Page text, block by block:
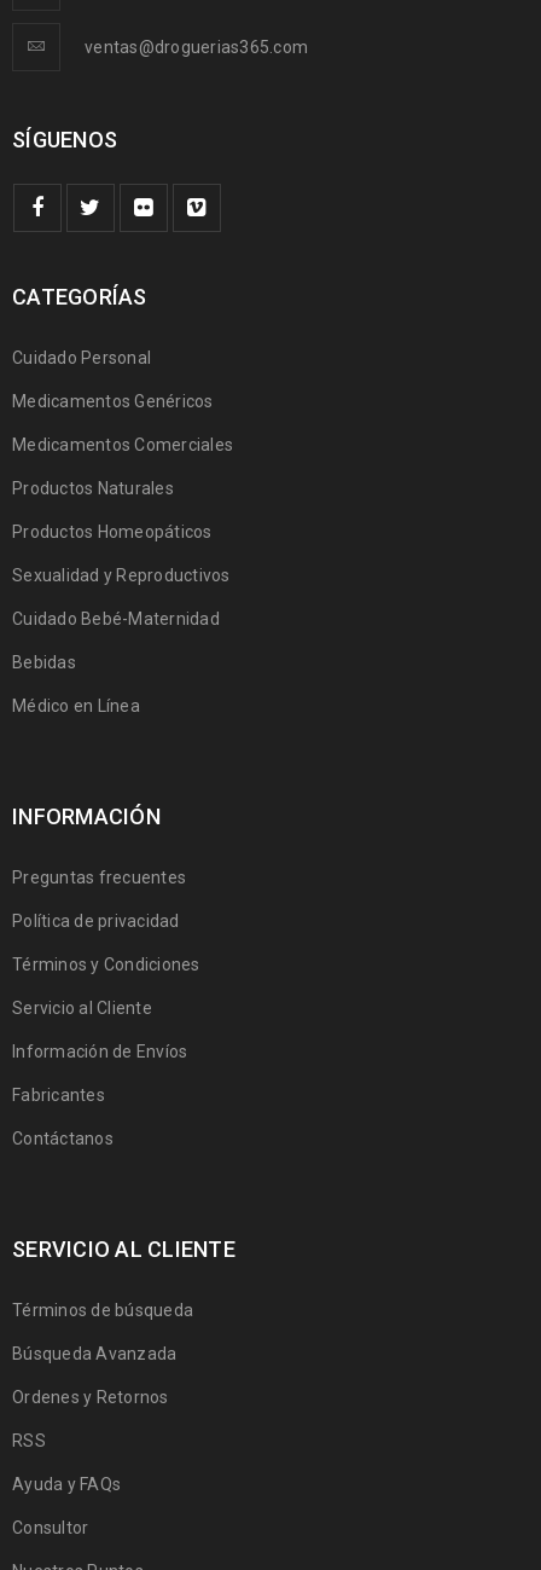
ventas@droguerias365.com
SÍGUENOS
CATEGORÍAS
Cuidado Personal
Medicamentos Genéricos
Medicamentos Comerciales
Productos Naturales
Productos Homeopáticos
Sexualidad y Reproductivos
Cuidado Bebé-Maternidad
Bebidas
Médico en Línea
INFORMACIÓN
Preguntas frecuentes
Política de privacidad
Términos y Condiciones
Servicio al Cliente
Información de Envíos
Fabricantes
Contáctanos
SERVICIO AL CLIENTE
Términos de búsqueda
Búsqueda Avanzada
Ordenes y Retornos
RSS
Ayuda y FAQs
Consultor